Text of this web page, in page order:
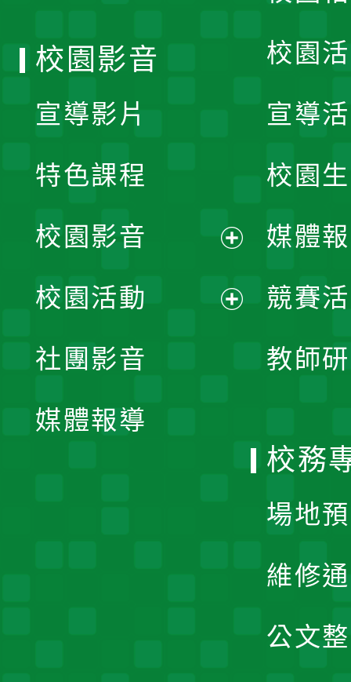
校園
宣導
校園
媒體
競賽
教師
校園影音
宣導影片
特色課程
校園影音
開
校園活動
社團影音
媒體報導
校務
場地
維修
公文